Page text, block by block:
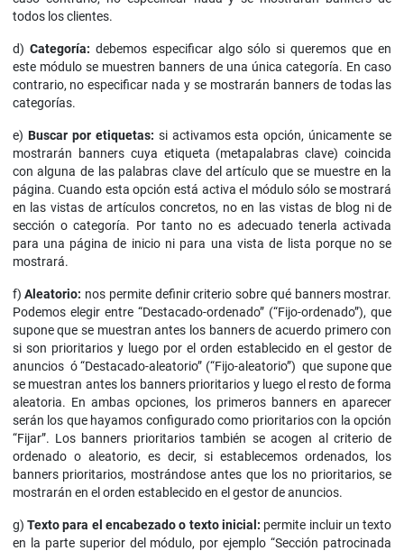
todos los clientes.
d) Categoría: debemos especificar algo sólo si queremos que en
este módulo se muestren banners de una única categoría. En caso
contrario, no especificar nada y se mostrarán banners de todas las
categorías.
e) Buscar por etiquetas: si activamos esta opción, únicamente se
mostrarán banners cuya etiqueta (metapalabras clave) coincida
con alguna de las palabras clave del artículo que se muestre en la
página. Cuando esta opción está activa el módulo sólo se mostrará
en las vistas de artículos concretos, no en las vistas de blog ni de
sección o categoría. Por tanto no es adecuado tenerla activada
para una página de inicio ni para una vista de lista porque no se
mostrará.
f)Aleatorio: nos permite definir criterio sobre qué banners mostrar.
Podemos elegir entre “Destacado-ordenado” (“Fijo-ordenado”), que
supone que se muestran antes los banners de acuerdo primero con
si son prioritarios y luego por el orden establecido en el gestor de
anuncios ó “Destacado-aleatorio” (“Fijo-aleatorio”) que supone que
se muestran antes los banners prioritarios y luego el resto de forma
aleatoria. En ambas opciones, los primeros banners en aparecer
serán los que hayamos configurado como prioritarios con la opción
“Fijar”. Los banners prioritarios también se acogen al criterio de
ordenado o aleatorio, es decir, si establecemos ordenados, los
banners prioritarios, mostrándose antes que los no prioritarios, se
mostrarán en el orden establecido en el gestor de anuncios.
g) Texto para el encabezado o texto inicial: permite incluir un texto
en la parte superior del módulo, por ejemplo “Sección patrocinada